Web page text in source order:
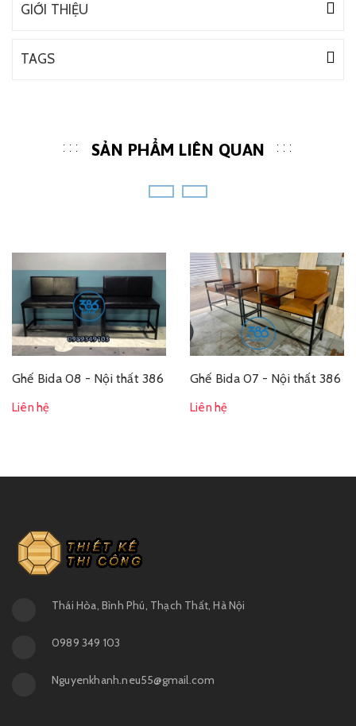
GIỚI THIỆU
TAGS
SẢN PHẨM LIÊN QUAN
Ghế Bida 08 - Nội thất 386
Liên hệ
Ghế Bida 07 - Nội thất 386
Liên hệ
Thái Hòa, Bình Phú, Thạch Thất, Hà Nội
0989 349 103
Nguyenkhanh.neu55@gmail.com